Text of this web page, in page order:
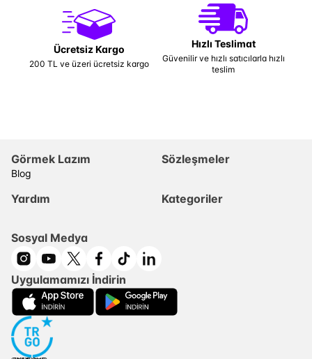
Ücretsiz Kargo
200 TL ve üzeri ücretsiz kargo
Hızlı Teslimat
Güvenilir ve hızlı satıcılarla hızlı
teslim
Görmek Lazım
Blog
Sözleşmeler
Yardım Kategoriler
Sosyal Medya
Uygulamamızı İndirin